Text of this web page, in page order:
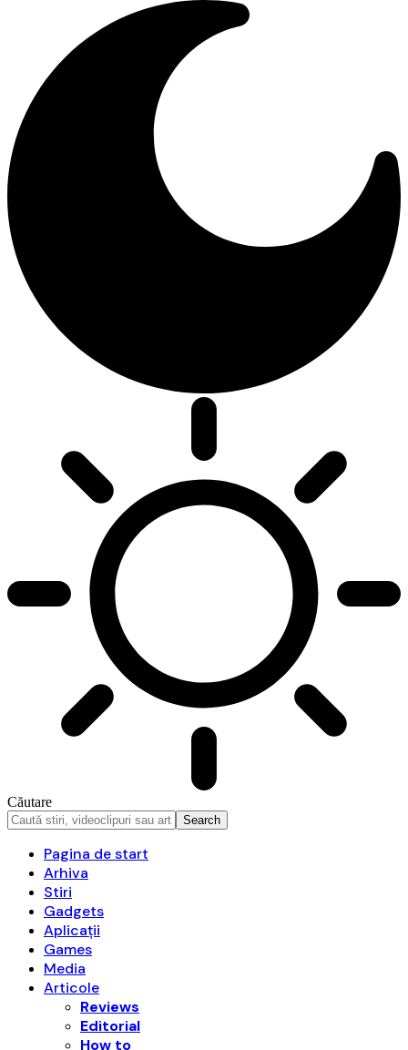
Căutare
Pagina de start
Arhiva
Stiri
Gadgets
Aplicații
Games
Media
Articole
Reviews
Editorial
How to